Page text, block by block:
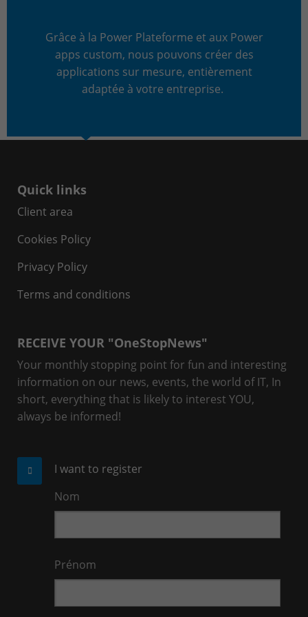
Grâce à la Power Plateforme et aux Power
apps custom, nous pouvons créer des
applications sur mesure, entièrement
adaptée à votre entreprise.
Quick links
Client area
Cookies Policy
Privacy Policy
Terms and conditions
RECEIVE YOUR "OneStopNews"
Your monthly stopping point for fun and interesting
information on our news, events, the world of IT, In
short, everything that is likely to interest YOU,
always be informed!
I want to register
Nom
Prénom